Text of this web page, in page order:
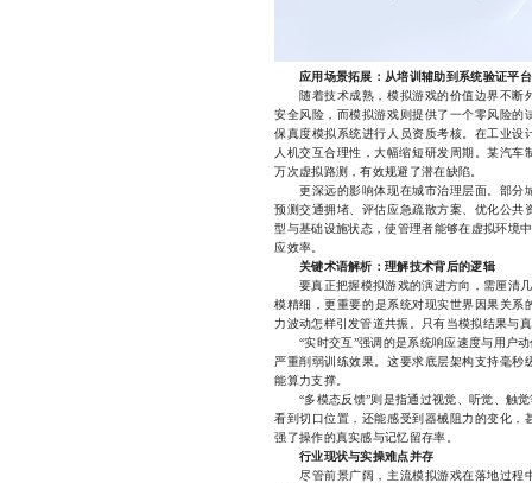
应用场景拓展：从培训辅助到系统验证平台
随着技术成熟，模拟游戏的价值边界不断
安全风险，而模拟游戏则提供了一个零风险
保真度模拟系统进行人员资质考核。在工业
人机交互合理性，大幅缩短研发周期。某汽车
万次虚拟路测，有效规避了潜在缺陷。
更深远的影响体现在城市治理层面。部分
预测交通拥堵、评估应急疏散方案、优化公
型与基础设施状态，使管理者能够在虚拟环境
应效率。
关键术语解析：理解技术背后的逻辑
要真正把握模拟游戏的演进方向，需厘清几
模精细，更重要的是系统对现实世界因果关
力波动怎样引发管道共振。只有当模拟结果与
“实时交互”强调的是系统响应速度与用户动
严重削弱训练效果。这要求底层架构支持毫
能算力支撑。
“多模态反馈”则是指通过视觉、听觉、触觉
看到切口位置，还能感受到器械阻力的变化
强了操作的真实感与记忆留存率。
行业现状与实操难点并存
尽管前景广阔，主流模拟游戏在落地过程